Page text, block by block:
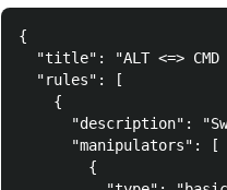
{
"title": "ALT <=> CMD
  "rules": [
    {
"description":
      "manipulators": [
        {